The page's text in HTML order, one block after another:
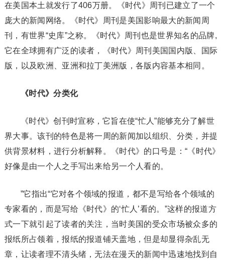
在美国本土就发行了406万册。《时代》周刊已建立了一个
庞大的新闻网络。《时代》周刊是美国影响最大的新闻周
刊，有世界“史库”之称。《时代》周刊也是世界知名的品牌,
它在全球拥有广泛的读者，《时代》周刊美国国内版、国际
版，以及欧洲、亚洲和拉丁美洲版，各版内容基本相同。
《时代》分类化
《时代》创刊时宣称，它旨在使“忙人”能够充分了解世
界大事。该刊的特色是将一周的新闻加以组织、分类，并提
供背景材料，进行分析解释。《时代》的口号是：“《时代》
好像是由一个人之手写出来给另一个人看的。
”它指出“它对各个领域的报道，都不是写给各个领域的
专家看的，而是写给《时代》的‘忙人’看的。”这样的报道方
式一下就引起了读者的关注，当时美国的受众市场被众多的
报纸所占领着，报纸的报道铺天盖地，但是却显得杂乱无
章，让读者理不清头绪，无法在漫天的新闻中迅速地找到自